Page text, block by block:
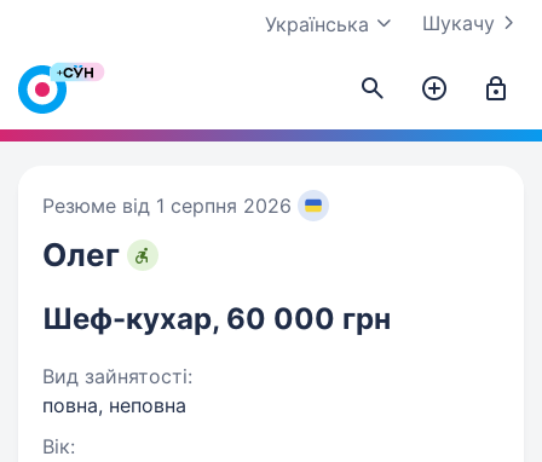
Шукачу
Українська
Резюме від 1 серпня 2026
Олег
Шеф-кухар, 60 000 грн
Вид зайнятості:
повна, неповна
Вік: